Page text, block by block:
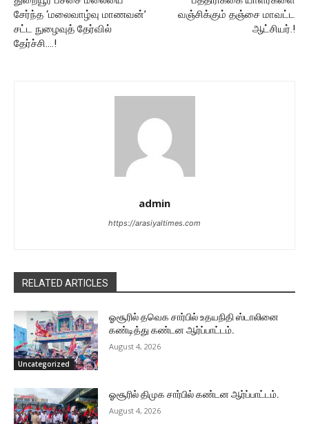
சேர்ந்த ‘மலைவாழ்வு மாணவன்’
சட்ட நுழைவுத் தேர்வில்
தேர்ச்சி….!
வஞ்சிக்கும் தஞ்சை மாவட்ட
ஆட்சியர்.!
admin
https://arasiyaltimes.com
RELATED ARTICLES
Uncategorized
ஓசூரில் தவெக சார்பில் உதயநிதி ஸ்டாலினை
கண்டித்து கண்டன ஆர்ப்பாட்டம்.
August 4, 2026
ஓசூரில் திமுக சார்பில் கண்டன ஆர்ப்பாட்டம்.
August 4, 2026